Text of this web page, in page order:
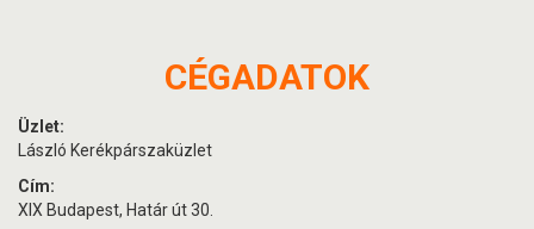
CÉGADATOK
Üzlet:
László Kerékpárszaküzlet
Cím:
XIX Budapest, Határ út 30.